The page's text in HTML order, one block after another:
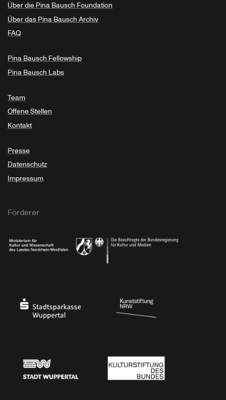
Über die Pina Bausch Foundation
Über das Pina Bausch Archiv
FAQ
Pina Bausch Fellowship
Pina Bausch Labs
Team
Offene Stellen
Kontakt
Presse
Datenschutz
Impressum
Förderer